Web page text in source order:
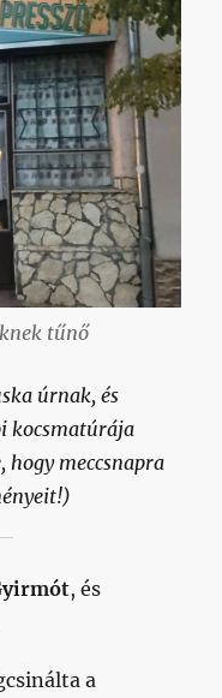
tűnő
úrnak, és
kocsmatúrája
hogy meccsnapra
, és
a